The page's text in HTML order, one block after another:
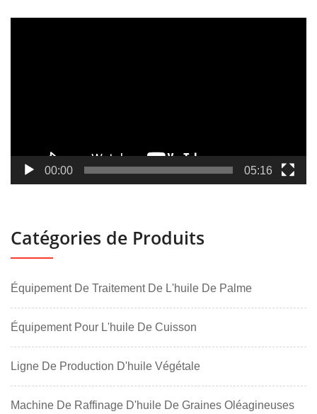
00:00 05:16
Catégories de Produits
Équipement De Traitement De L'huile De Palme
Équipement Pour L'huile De Cuisson
Ligne De Production D'huile Végétale
Machine De Raffinage D'huile De Graines Oléagineuses